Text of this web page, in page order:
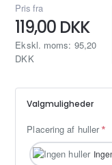
Pris fra
119,00 DKK
Ekskl. moms: 95,20
DKK
Valgmuligheder
Placering af huller